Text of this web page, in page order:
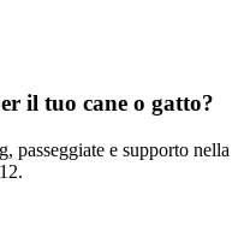
il tuo cane o gatto?
passeggiate e supporto nella